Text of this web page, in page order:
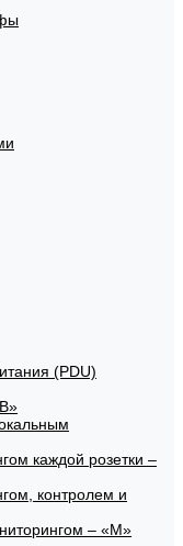
(PDU)
каждой розетки –
контролем и
– «М»